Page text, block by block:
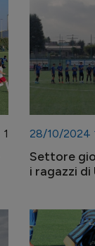
1 28/10/2024
Settore
i ragazzi di